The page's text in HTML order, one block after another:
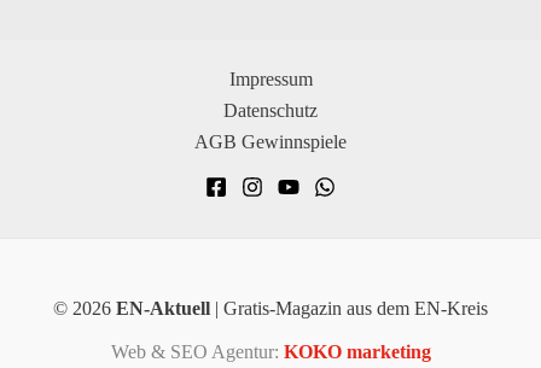
Impressum
Datenschutz
AGB Gewinnspiele
© 2026 EN-Aktuell | Gratis-Magazin aus dem EN-Kreis
Web & SEO Agentur: KOKO marketing